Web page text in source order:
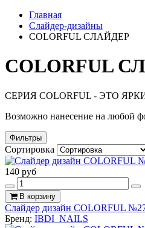
Главная
Слайдер-дизайны
COLORFUL СЛАЙДЕР
COLORFUL
СЕРИЯ COLORFUL - ЭТО
Возможно нанесение на любой
Фильтры
Сортировка
140 руб
В корзину
Слайдер дизайн COLORFUL
Бренд: IBDI_NAILS